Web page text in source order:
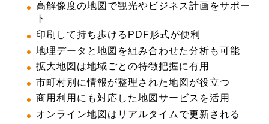
高解像度の地図で観光やビジネス計画をサポー
ト
印刷して持ち歩けるPDF形式が便利
地理データと地図を組み合わせた分析も可能
拡大地図は地域ごとの特徴把握に有用
市町村別に情報が整理された地図が役立つ
商用利用にも対応した地図サービスを活用
オンライン地図はリアルタイムで更新される